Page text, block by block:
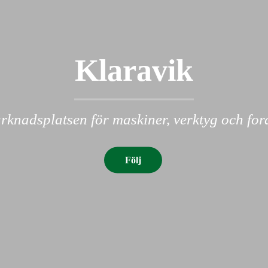
Klaravik
för maskiner, verktyg och
Följ